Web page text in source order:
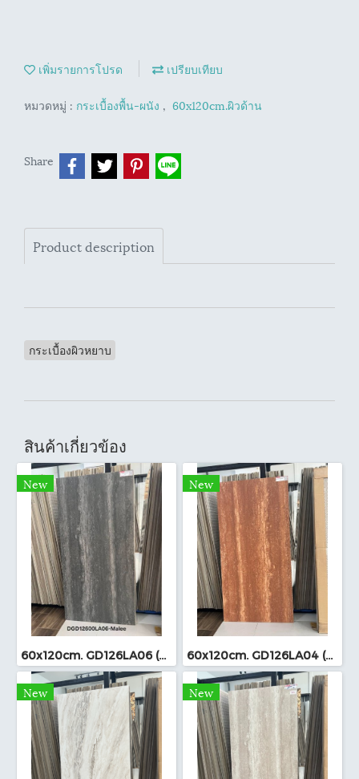
เพิ่มรายการโปรด เปรียบเทียบ
หมวดหมู่ : กระเบื้องพื้น-ผนัง , 60x120cm.ผิวด้าน
Share
Product description
กระเบื้องผิวหยาบ
สินค้าเกี่ยวข้อง
New
60x120cm. GD126LA06 (MO)
New
60x120cm. GD126LA04 (MO)
New New